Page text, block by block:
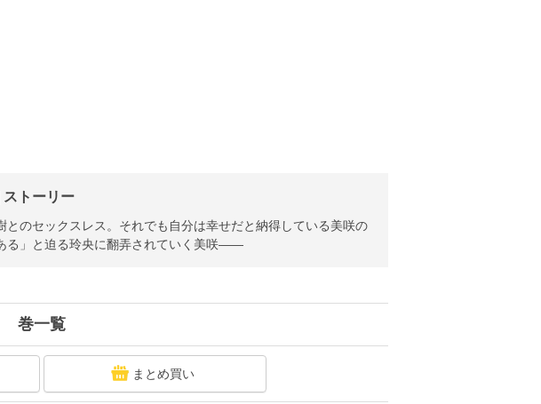
ストーリー
のセックスレス。それでも自分は幸せだと納得している美咲の
る」と迫る玲央に翻弄されていく美咲――
巻一覧
まとめ買い